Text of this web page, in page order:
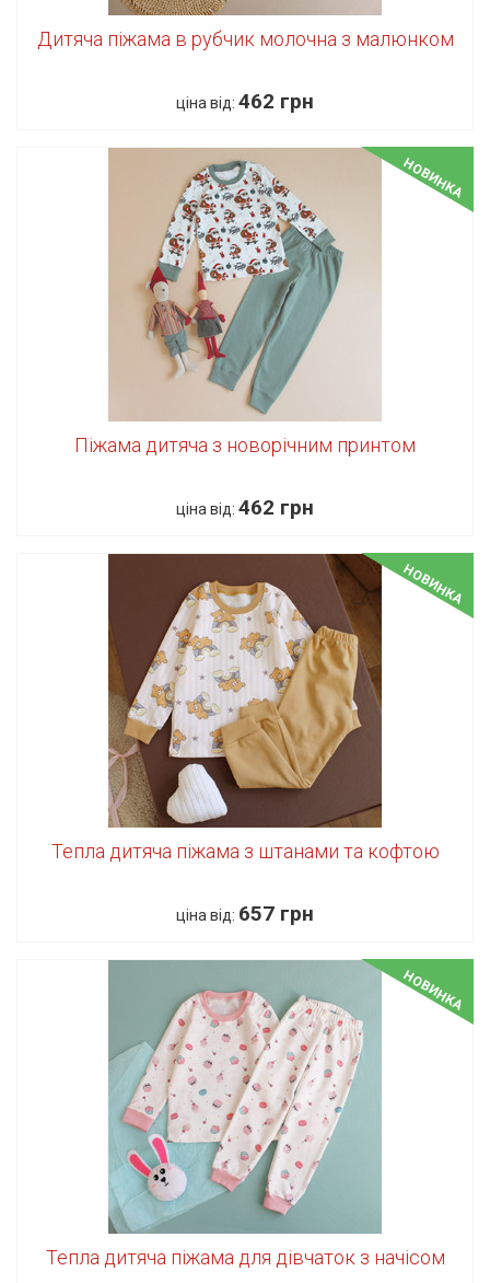
Дитяча піжама в рубчик молочна з малюнком
ціна від: 462 грн
НОВИНКА
Піжама дитяча з новорічним принтом
ціна від: 462 грн
НОВИНКА
Тепла дитяча піжама з штанами та кофтою
ціна від: 657 грн
НОВИНКА
Тепла дитяча піжама для дівчаток з начісом